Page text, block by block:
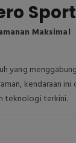
Sport
Maksimal
yang
kendaraan
teknologi terkini.